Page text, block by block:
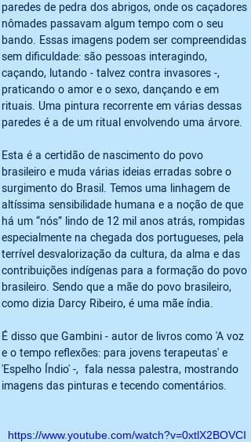
paredes de pedra dos abrigos, onde os caçadores
nômades passavam algum tempo com o seu
bando. Essas imagens podem ser compreendidas
sem dificuldade: são pessoas interagindo,
caçando, lutando - talvez contra invasores -,
praticando o amor e o sexo, dançando e em
rituais. Uma pintura recorrente em várias dessas
paredes é a de um ritual envolvendo uma árvore.
Esta é a certidão de nascimento do povo
brasileiro e muda várias ideias erradas sobre o
surgimento do Brasil. Temos uma linhagem de
altíssima sensibilidade humana e a noção de que
há um “nós” lindo de 12 mil anos atrás, rompidas
especialmente na chegada dos portugueses, pela
terrível desvalorização da cultura, da alma e das
contribuições indígenas para a formação do povo
brasileiro. Sendo que a mãe do povo brasileiro,
como dizia Darcy Ribeiro, é uma mãe índia.
É disso que Gambini - autor de livros como 'A voz
e o tempo reflexões: para jovens terapeutas' e
'Espelho Índio' -,  fala nessa palestra, mostrando
imagens das pinturas e tecendo comentários.
https://www.youtube.com/watch?v=0xtlX2BOVCI